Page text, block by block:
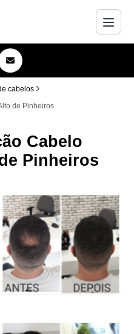
cabelos
de Pinheiros
Cabelo
Pinheiros